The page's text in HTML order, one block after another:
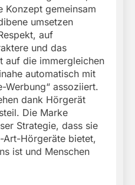
Konzept gemeinsam
umsetzen
auf
und das
auf die immergleichen
automatisch mit
Werbung“ assoziiert.
dank Hörgerät
Die Marke
Strategie, dass sie
Art-Hörgeräte bietet,
ist und Menschen